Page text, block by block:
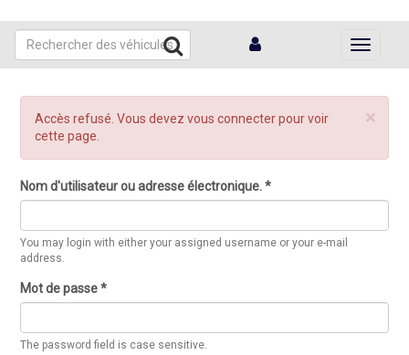
Toggle
×
Message
d'erreur
Accès refusé. Vous devez vous connecter pour voir
cette page.
Nom d'utilisateur ou adresse électronique.*
You may login with either your assigned username or your e-mail
address.
Mot de passe*
The password field is case sensitive.